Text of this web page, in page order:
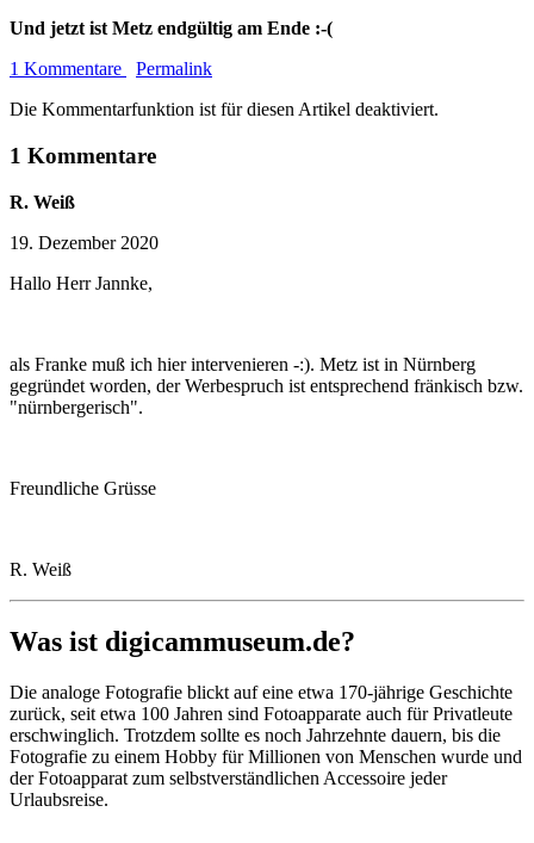
Und jetzt ist Metz endgültig am Ende :-(
1 Kommentare
Permalink
Die Kommentarfunktion ist für diesen Artikel deaktiviert.
1 Kommentare
R. Weiß
19. Dezember 2020
Hallo Herr Jannke,
als Franke muß ich hier intervenieren -:). Metz ist in Nürnberg
gegründet worden, der Werbespruch ist entsprechend fränkisch bzw.
"nürnbergerisch".
Freundliche Grüsse
R. Weiß
Was ist digicammuseum.de?
Die analoge Fotografie blickt auf eine etwa 170-jährige Geschichte
zurück, seit etwa 100 Jahren sind Fotoapparate auch für Privatleute
erschwinglich. Trotzdem sollte es noch Jahrzehnte dauern, bis die
Fotografie zu einem Hobby für Millionen von Menschen wurde und
der Fotoapparat zum selbstverständlichen Accessoire jeder
Urlaubsreise.